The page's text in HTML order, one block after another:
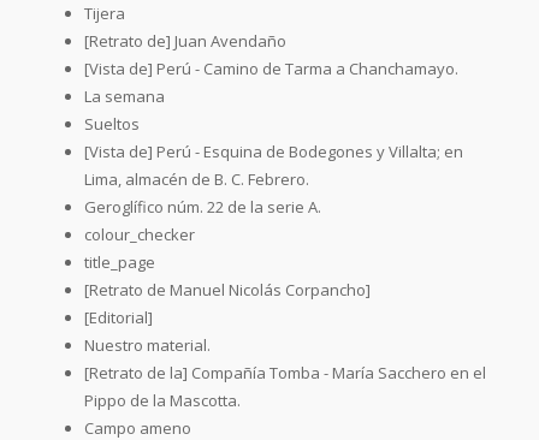
Tijera
[Retrato de] Juan Avendaño
[Vista de] Perú - Camino de Tarma a Chanchamayo.
La semana
Sueltos
[Vista de] Perú - Esquina de Bodegones y Villalta; en
Lima, almacén de B. C. Febrero.
Geroglífico núm. 22 de la serie A.
colour_checker
title_page
[Retrato de Manuel Nicolás Corpancho]
[Editorial]
Nuestro material.
[Retrato de la] Compañía Tomba - María Sacchero en el
Pippo de la Mascotta.
Campo ameno